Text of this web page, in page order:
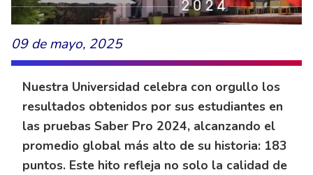
09 de mayo, 2025
Nuestra Universidad celebra con orgullo los
resultados obtenidos por sus estudiantes en
las pruebas Saber Pro 2024, alcanzando el
promedio global más alto de su historia: 183
puntos. Este hito refleja no solo la calidad de